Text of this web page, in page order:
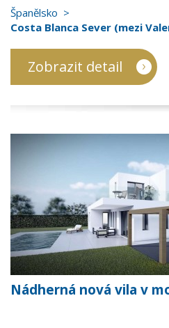
Španělsko
Costa Blanca Sever (mezi
Zobrazit detail
Nádherná nová vila v